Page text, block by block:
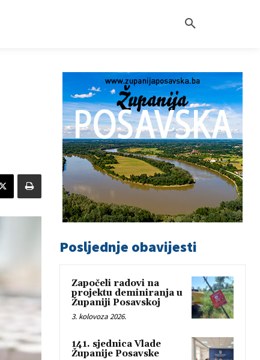
Posljednje obavijesti
Započeli radovi na
projektu deminiranja u
Županiji Posavskoj
3. kolovoza 2026.
141. sjednica Vlade
Županije Posavske